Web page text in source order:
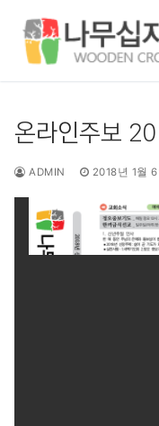
온라인주보
ADMIN 2018년 1월 6